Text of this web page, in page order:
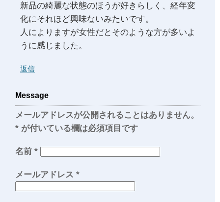
新品の綺麗な状態のほうが好きらしく、経年変
化にそれほど興味ないみたいです。
人によりますが女性だとそのような方が多いよ
うに感じました。
返信
Message
メールアドレスが公開されることはありません。
* が付いている欄は必須項目です
名前 *
メールアドレス *